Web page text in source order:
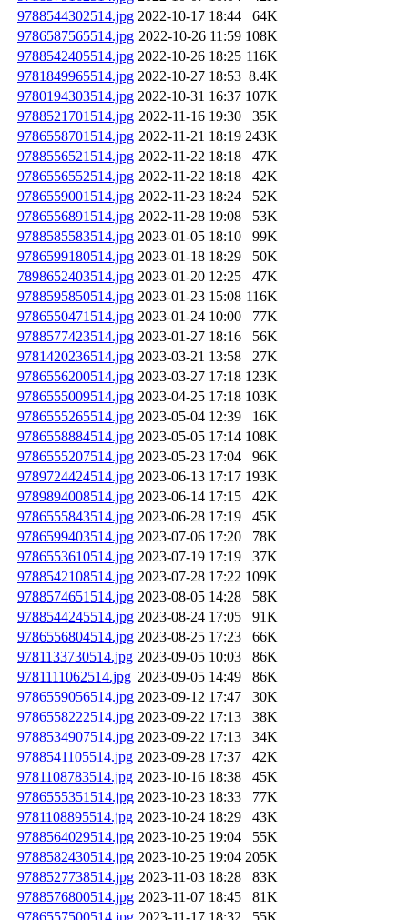
9788544302514.jpg 2022-10-17 18:44
64K
9786587565514.jpg 2022-10-26 11:59 108K
9788542405514.jpg 2022-10-26 18:25 116K
9781849965514.jpg 2022-10-27 18:53 8.4K
9780194303514.jpg 2022-10-31 16:37 107K
9788521701514.jpg 2022-11-16 19:30
35K
9786558701514.jpg 2022-11-21 18:19 243K
9788556521514.jpg 2022-11-22 18:18
47K
9786556552514.jpg 2022-11-22 18:18
42K
9786559001514.jpg 2022-11-23 18:24
52K
9786556891514.jpg 2022-11-28 19:08
53K
9788585583514.jpg 2023-01-05 18:10
99K
9786599180514.jpg 2023-01-18 18:29
50K
7898652403514.jpg 2023-01-20 12:25
47K
9788595850514.jpg 2023-01-23 15:08 116K
9786550471514.jpg 2023-01-24 10:00
77K
9788577423514.jpg 2023-01-27 18:16
56K
9781420236514.jpg 2023-03-21 13:58
27K
9786556200514.jpg 2023-03-27 17:18 123K
9786555009514.jpg 2023-04-25 17:18 103K
9786555265514.jpg 2023-05-04 12:39
16K
9786558884514.jpg 2023-05-05 17:14 108K
9786555207514.jpg 2023-05-23 17:04
96K
9789724424514.jpg 2023-06-13 17:17 193K
9789894008514.jpg 2023-06-14 17:15
42K
9786555843514.jpg 2023-06-28 17:19
45K
9786599403514.jpg 2023-07-06 17:20
78K
9786553610514.jpg 2023-07-19 17:19
37K
9788542108514.jpg 2023-07-28 17:22 109K
9788574651514.jpg 2023-08-05 14:28
58K
9788544245514.jpg 2023-08-24 17:05
91K
9786556804514.jpg 2023-08-25 17:23
66K
9781133730514.jpg 2023-09-05 10:03
86K
9781111062514.jpg 2023-09-05 14:49
86K
9786559056514.jpg 2023-09-12 17:47
30K
9786558222514.jpg 2023-09-22 17:13
38K
9788534907514.jpg 2023-09-22 17:13
34K
9788541105514.jpg 2023-09-28 17:37
42K
9781108783514.jpg 2023-10-16 18:38
45K
9786555351514.jpg 2023-10-23 18:33
77K
9781108895514.jpg 2023-10-24 18:29
43K
9788564029514.jpg 2023-10-25 19:04
55K
9788582430514.jpg 2023-10-25 19:04 205K
9788527738514.jpg 2023-11-03 18:28
83K
9788576800514.jpg 2023-11-07 18:45
81K